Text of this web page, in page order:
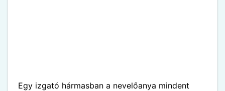
Egy izgató hármasban a nevelőanya mindent